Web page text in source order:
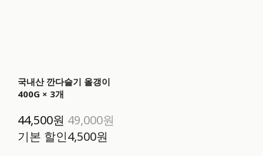
국내산 깐다슬기 올갱이
400G × 3개
44,500원 49,000원
기본 할인4,500원